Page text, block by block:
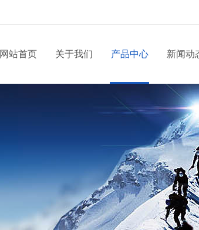
网站首页 关于我们 产品中心 新闻动